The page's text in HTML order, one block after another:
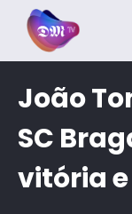
João
SC
vitória
Painel de